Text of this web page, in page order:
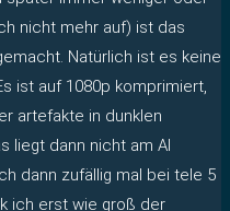
nicht mehr auf) ist das
Natürlich ist es keine
ist auf 1080p komprimiert,
artefakte in dunklen
liegt dann nicht am AI
dann zufällig mal bei tele 5
ich erst wie groß der